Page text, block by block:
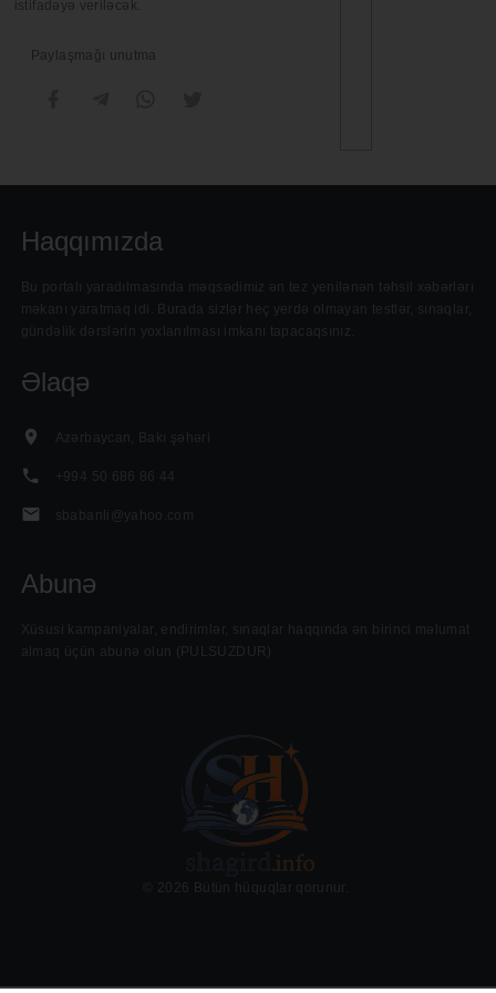
istifadəyə veriləcək.
Paylaşmağı unutma
Haqqımızda
Bu portalı yaradılmasında məqsədimiz ən tez yenilənən təhsil xəbərlərı
məkanı yaratmaq idi. Burada sizlər heç yerdə olmayan testlər, sınaqlar,
gündəlik dərslərin yoxlanılması imkanı tapacaqsınız.
Əlaqə
Azərbaycan, Bakı şəhəri
+994 50 686 86 44
sbabanli@yahoo.com
Abunə
Xüsusi kampaniyalar, endirimlər, sınaqlar haqqında ən birinci məlumat
almaq üçün abunə olun (PULSUZDUR)
2026 Bütün hüquqlar qorunur.